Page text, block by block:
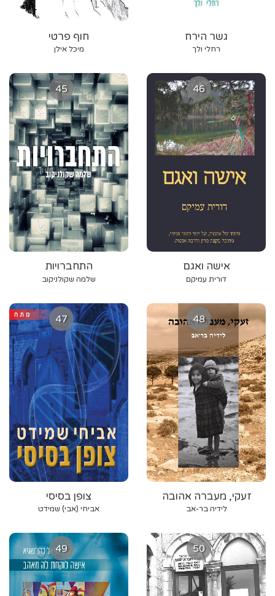
חוף פרטי
מיכל אילן
גשר הירח
רחלי ולך
45
התחברויות
שלמה שקולניקוב
46
אישה ואגם
דורית עמיקם
47
צופן בסיסי
אביחי (אבי) שמידט
48
זעקי, מעברה אהובה
לידיה בר-אב
49 50